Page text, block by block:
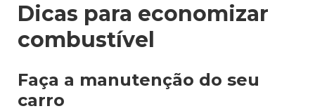
Dicas para economizar
combustível
Faça a manutenção do seu
carro